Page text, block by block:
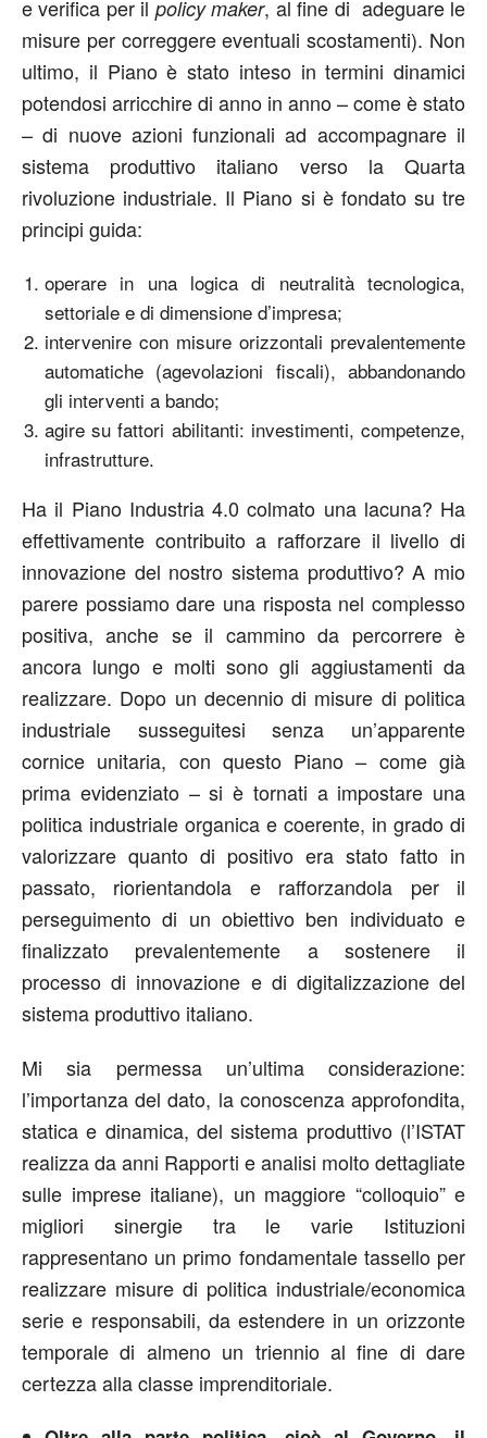
e verifica per il policy maker, al fine di adeguare le
misure per correggere eventuali scostamenti). Non
ultimo, il Piano è stato inteso in termini dinamici
potendosi arricchire di anno in anno – come è stato
– di nuove azioni funzionali ad accompagnare il
sistema produttivo italiano verso la Quarta
rivoluzione industriale. Il Piano si è fondato su tre
principi guida:
operare in una logica di neutralità tecnologica,
settoriale e di dimensione d’impresa;
intervenire con misure orizzontali prevalentemente
automatiche (agevolazioni fiscali), abbandonando
gli interventi a bando;
agire su fattori abilitanti: investimenti, competenze,
infrastrutture.
Ha il Piano Industria 4.0 colmato una lacuna? Ha
effettivamente contribuito a rafforzare il livello di
innovazione del nostro sistema produttivo? A mio
parere possiamo dare una risposta nel complesso
positiva, anche se il cammino da percorrere è
ancora lungo e molti sono gli aggiustamenti da
realizzare. Dopo un decennio di misure di politica
industriale susseguitesi senza un’apparente
cornice unitaria, con questo Piano – come già
prima evidenziato – si è tornati a impostare una
politica industriale organica e coerente, in grado di
valorizzare quanto di positivo era stato fatto in
passato, riorientandola e rafforzandola per il
perseguimento di un obiettivo ben individuato e
finalizzato prevalentemente a sostenere il
processo di innovazione e di digitalizzazione del
sistema produttivo italiano.
Mi sia permessa un’ultima considerazione:
l’importanza del dato, la conoscenza approfondita,
statica e dinamica, del sistema produttivo (l’ISTAT
realizza da anni Rapporti e analisi molto dettagliate
sulle imprese italiane), un maggiore “colloquio” e
migliori sinergie tra le varie Istituzioni
rappresentano un primo fondamentale tassello per
realizzare misure di politica industriale/economica
serie e responsabili, da estendere in un orizzonte
temporale di almeno un triennio al fine di dare
certezza alla classe imprenditoriale.